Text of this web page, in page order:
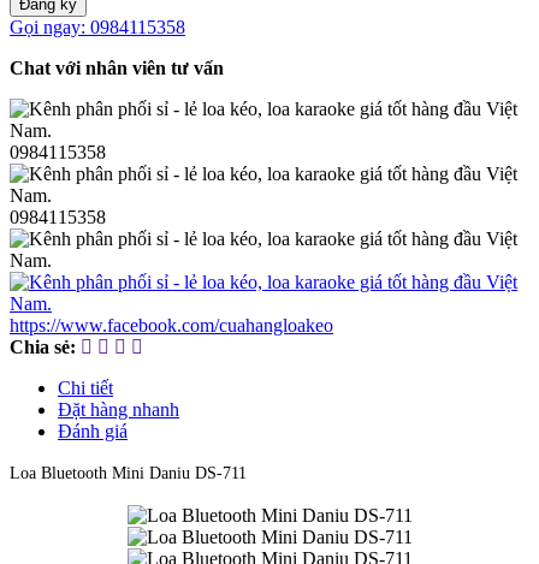
Đăng ký
Gọi ngay: 0984115358
Chat với nhân viên tư vấn
0984115358
0984115358
https://www.facebook.com/cuahangloakeo
Chia sẻ:
Chi tiết
Đặt hàng nhanh
Đánh giá
Loa Bluetooth Mini Daniu DS-711